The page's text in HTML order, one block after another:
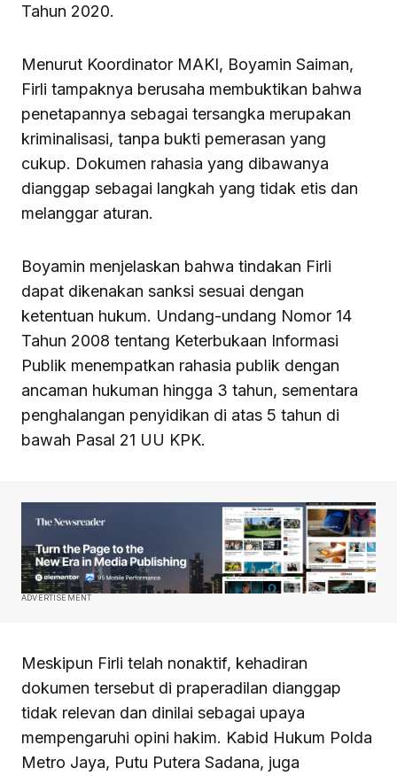
Tahun 2020.
Menurut Koordinator MAKI, Boyamin Saiman,
Firli tampaknya berusaha membuktikan bahwa
penetapannya sebagai tersangka merupakan
kriminalisasi, tanpa bukti pemerasan yang
cukup. Dokumen rahasia yang dibawanya
dianggap sebagai langkah yang tidak etis dan
melanggar aturan.
Boyamin menjelaskan bahwa tindakan Firli
dapat dikenakan sanksi sesuai dengan
ketentuan hukum. Undang-undang Nomor 14
Tahun 2008 tentang Keterbukaan Informasi
Publik menempatkan rahasia publik dengan
ancaman hukuman hingga 3 tahun, sementara
penghalangan penyidikan di atas 5 tahun di
bawah Pasal 21 UU KPK.
ADVERTISEMENT
Meskipun Firli telah nonaktif, kehadiran
dokumen tersebut di praperadilan dianggap
tidak relevan dan dinilai sebagai upaya
mempengaruhi opini hakim. Kabid Hukum Polda
Metro Jaya, Putu Putera Sadana, juga